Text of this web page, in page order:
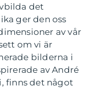
det
ger den oss
av vår
om vi är
bilderna i
av André
finns det något